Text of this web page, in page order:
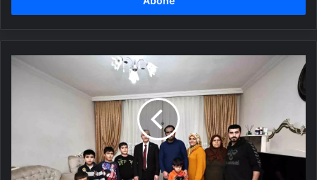
Karşıladı